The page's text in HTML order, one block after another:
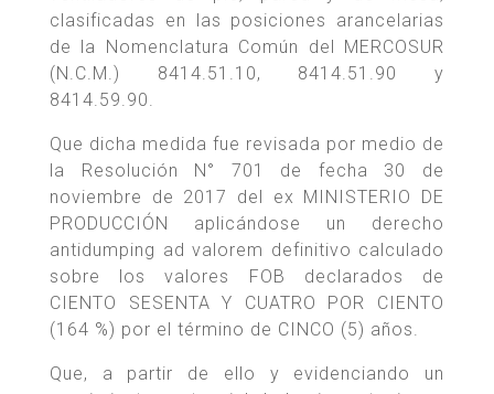
clasificadas en las posiciones arancelarias
de la Nomenclatura Común del MERCOSUR
(N.C.M.) 8414.51.10, 8414.51.90 y
8414.59.90.
Que dicha medida fue revisada por medio de
la Resolución N° 701 de fecha 30 de
noviembre de 2017 del ex MINISTERIO DE
PRODUCCIÓN aplicándose un derecho
antidumping ad valorem definitivo calculado
sobre los valores FOB declarados de
CIENTO SESENTA Y CUATRO POR CIENTO
(164 %) por el término de CINCO (5) años.
Que, a partir de ello y evidenciando un